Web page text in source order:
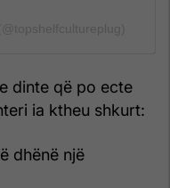
dinte që po ecte
ia ktheu shkurt:
dhënë një